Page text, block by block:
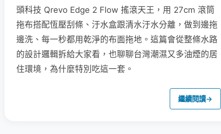
頭科技 Qrevo Edge 2 Flow 搖滾天王，用 27cm 滾筒
拖布搭配恆壓刮條、汙水盒跟清水汙水分離，做到邊拖
邊洗、每一秒都用乾淨的布面拖地。這篇會從整條水路
的設計邏輯拆給大家看，也聊聊台灣潮濕又多油煙的居
住環境，為什麼特別吃這一套。
繼續閱讀→